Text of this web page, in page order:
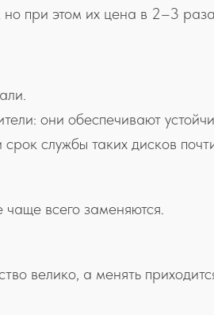
при этом их цена в 2–3
они обеспечивают
службы таких дисков
всего заменяются.
велико, а менять